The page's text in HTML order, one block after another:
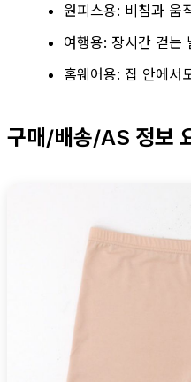
원피스용: 비침과 움
여행용: 장시간 걷는
홈웨어용: 집 안에서
구매/배송/AS 정보